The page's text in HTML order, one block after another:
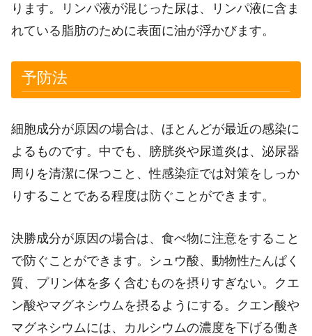
ります。リンパ液が混じった尿は、リンパ液に含ま
れている脂肪のために表面に油が浮かびます。
予防法
細胞成分が原因の場合は、ほとんどが最近の感染に
よるものです。中でも、膀胱炎や尿道炎は、泌尿器
周りを清潔に保つこと、性感染症では対策をしっか
りすることである程度は防ぐことができます。
決勝成分が原因の場合は、食べ物に注意をすること
で防ぐことができます。シュウ酸、動物性たんぱく
質、プリン体を多く含むものを摂りすぎない。クエ
ン酸やマグネシウムを摂るようにする。クエン酸や
マグネシウムには、カルシウムの濃度を下げる働き